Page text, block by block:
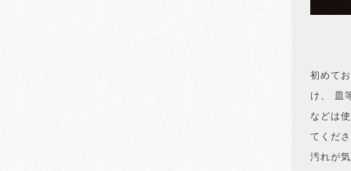
初めて
け、 皿
などは
てくだ
汚れが